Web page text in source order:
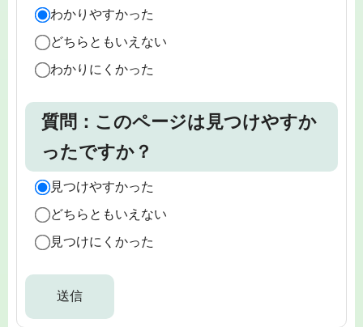
わかりやすかった
どちらともいえない
わかりにくかった
質問：このページは見つけやすか
ったですか？
見つけやすかった
どちらともいえない
見つけにくかった